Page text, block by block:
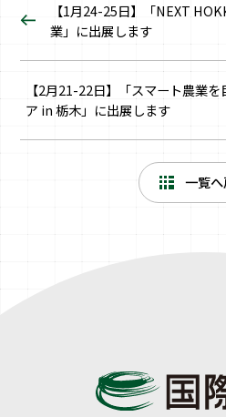
【1月24-25日】「NEXT
業」に出展します
【2月21-22日】「スマート農業
ア in 栃木」に出展します
一覧